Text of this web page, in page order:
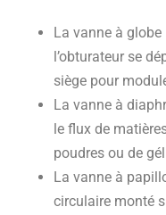
La vanne à globe
l’obturateur se
siège pour
La vanne à
le flux de
poudres ou de
La vanne à
circulaire monté